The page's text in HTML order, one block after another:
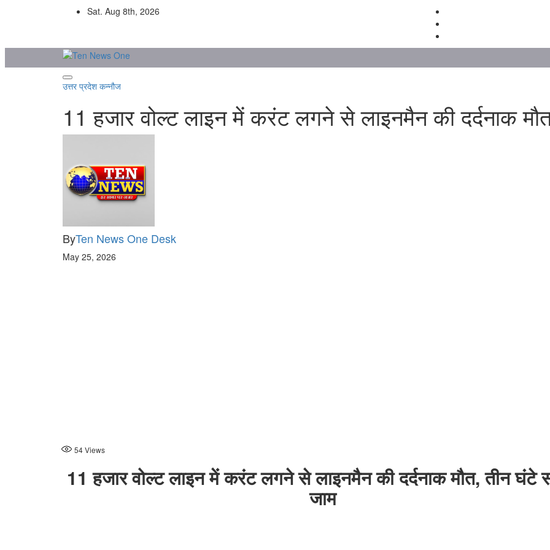
Sat. Aug 8th, 2026
उत्तर प्रदेश कन्नौज
11 हजार वोल्ट लाइन में करंट लगने से लाइनमैन की दर्दनाक
ByTen News One Desk
May 25, 2026
54Views
11 हजार वोल्ट लाइन में करंट लगने से लाइनमैन की दर्दनाक मौत, तीन
जाम